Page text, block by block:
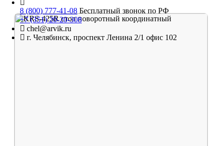
8 (800) 777-41-08 Бесплатный звонок по РФ
+7 (351) 20-20-308
chel@arvik.ru
г. Челябинск, проспект Ленина 2/1 офис 102